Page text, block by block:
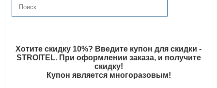
Хотите скидку 10%? Введите купон для скидки -
STROITEL. При оформлении заказа, и получите
скидку!
Купон является многоразовым!